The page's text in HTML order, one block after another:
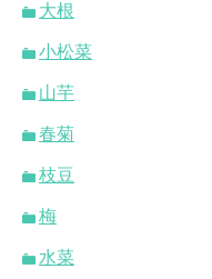
大根
小松菜
山芋
春菊
枝豆
梅
水菜